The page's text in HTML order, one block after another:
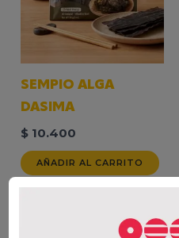
SEMPIO ALGA
DASIMA
$ 10.400
AÑADIR AL CARRITO